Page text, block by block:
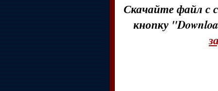
Скачайте файл с
кнопку